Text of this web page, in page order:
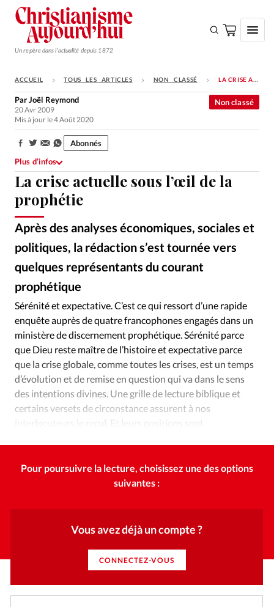
Un repère dans l'actualité depuis 1872
S'ABONNER
Monde
Opinions
Tous les articles
Faire un don
Emploi
Se connecter
Édition: Internationale
Devise:
CHF
RUBRIQUES
Tous les articles
Actualité chrétienne
Actualité internationale
Chronique
Culture
Dossier
Eglises Foi Génération réveil
Monde
Opinions
Publireportage
Relations Aujourd'hui
Société
Tour du monde des Eglises
Trait d'Ixène
Vécu
Vie Intérieure
ACCUEIL TOUS LES ARTICLES NON CLASSÉ LA CRISE ACTUELLE SOUS L’ŒIL DE LA PROPHÉTIE
La crise actuelle sous l’œil de la
prophétie
Après des analyses économiques, sociales et
politiques, la rédaction s’est tournée vers
quelques représentants du courant
prophétique
Non classé
ParJoël Reymond
20 Avr 2009
Mis à jour le 4 Août 2020
Partager:
Abonnés
Plus d’infos
Sérénité et expectative. C’est ce qui ressort d’une rapide
enquête auprès de quatre francophones engagés dans un
ministère de discernement prophétique. Sérénité parce
que Dieu reste maître de l’histoire et expectative parce
que la crise globale, comme toutes les crises, est un temps
d’évolution et de remise en question qui va dans le sens
des intentions divines. Une grille de lecture biblique et
certains versets de circonstance assurent à nos
interlocuteurs le recul. Et leurs positions sont
Pour poursuivre la lecture, choisissez une des options
suivantes :
Vous avez déjà un compte ?
CONNECTEZ-VOUS